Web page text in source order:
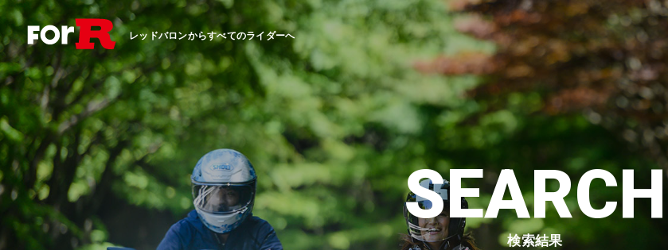
レッドバロンからすべてのライダーへ
SEARCH
検索結果